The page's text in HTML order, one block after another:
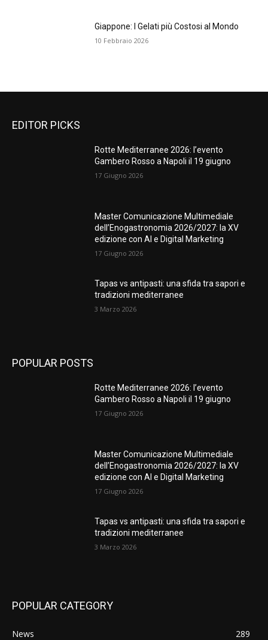
Giappone: I Gelati più Costosi al Mondo
10 Febbraio 2026
EDITOR PICKS
Rotte Mediterranee 2026: l’evento
Gambero Rosso a Napoli il 19 giugno
17 Giugno 2026
Master Comunicazione Multimediale
dell’Enogastronomia 2026/2027: la XV
edizione con AI e Digital Marketing
17 Giugno 2026
Tapas vs antipasti: una sfida tra sapori e
tradizioni mediterranee
3 Marzo 2026
POPULAR POSTS
Rotte Mediterranee 2026: l’evento
Gambero Rosso a Napoli il 19 giugno
17 Giugno 2026
Master Comunicazione Multimediale
dell’Enogastronomia 2026/2027: la XV
edizione con AI e Digital Marketing
17 Giugno 2026
Tapas vs antipasti: una sfida tra sapori e
tradizioni mediterranee
3 Marzo 2026
POPULAR CATEGORY
News
289